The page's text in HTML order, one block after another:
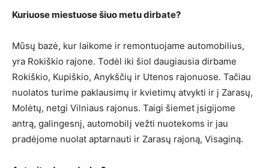
Kuriuose miestuose šiuo metu dirbate?
Mūsų bazė, kur laikome ir remontuojame automobilius,
yra Rokiškio rajone. Todėl iki šiol daugiausia dirbame
Rokiškio, Kupiškio, Anykščių ir Utenos rajonuose. Tačiau
nuolatos turime paklausimų ir kvietimų atvykti ir į Zarasų,
Molėtų, netgi Vilniaus rajonus. Taigi šiemet įsigijome
antrą, galingesnį, automobilį vežti nuotekoms ir jau
pradėjome nuolat aptarnauti ir Zarasų rajoną, Visaginą.